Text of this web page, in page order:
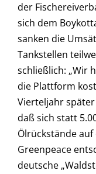
der
sich dem
sanken die
Tankstellen
schließlich: „Wir
die Plattform
Vierteljahr
daß sich statt
Ölrückstände
Greenpeace
deutsche